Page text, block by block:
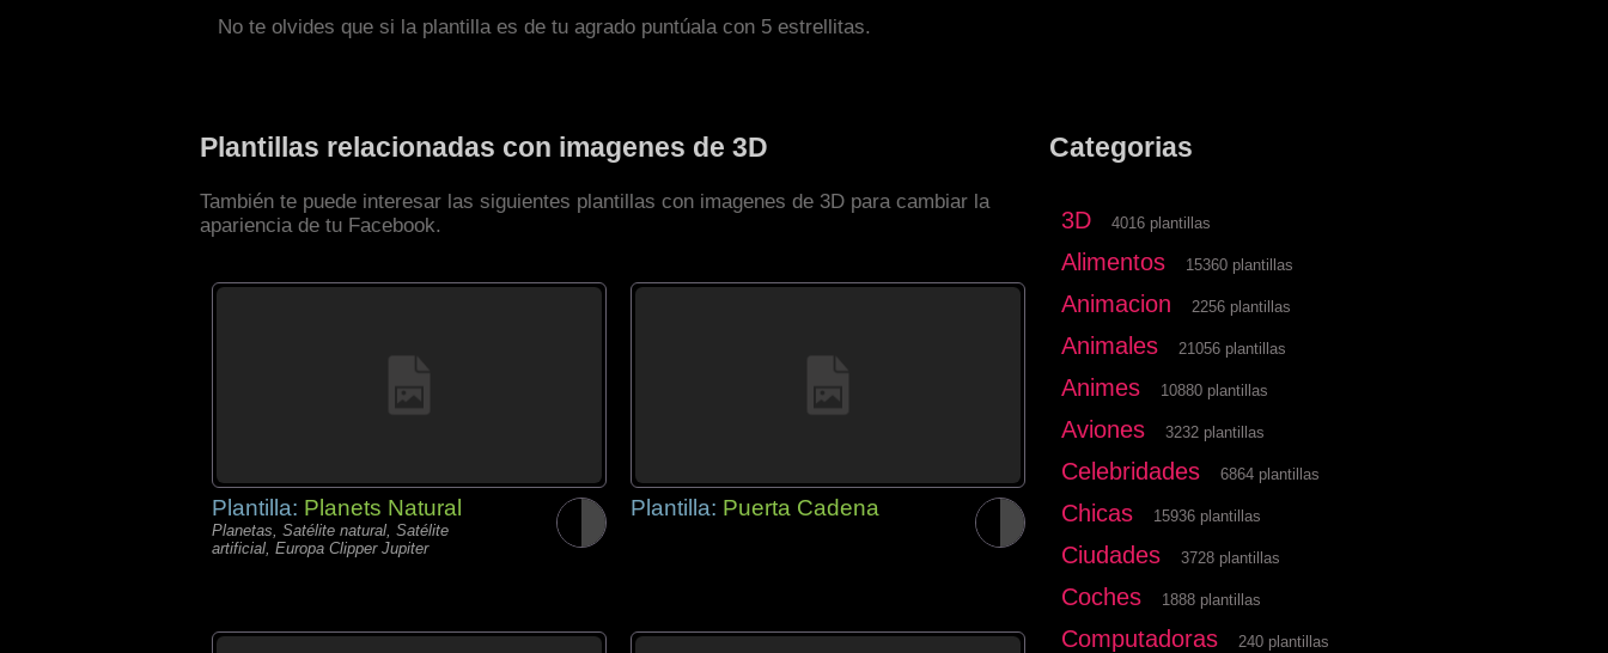
No te olvides que si la plantilla es de tu agrado puntúala con 5 estrellitas.
Plantillas relacionadas con imagenes de 3D
También te puede interesar las siguientes plantillas con imagenes de 3D para cambiar la
apariencia de tu Facebook.
Plantilla: Planets Natural
Planetas, Satélite natural, Satélite
artificial, Europa Clipper Jupiter
Plantilla: Puerta Cadena
Categorias
3D 4016 plantillas
Alimentos 15360 plantillas
Animacion 2256 plantillas
Animales 21056 plantillas
Animes 10880 plantillas
Aviones 3232 plantillas
Celebridades 6864 plantillas
Chicas 15936 plantillas
Ciudades 3728 plantillas
Coches 1888 plantillas
Computadoras 240 plantillas